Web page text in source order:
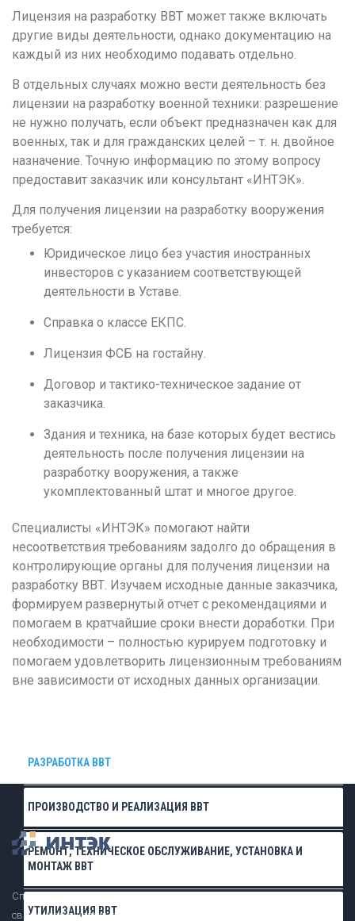
Лицензия на разработку ВВТ может также включать
другие виды деятельности, однако документацию на
каждый из них необходимо подавать отдельно.
В отдельных случаях можно вести деятельность без
лицензии на разработку военной техники: разрешение
не нужно получать, если объект предназначен как для
военных, так и для гражданских целей – т. н. двойное
назначение. Точную информацию по этому вопросу
предоставит заказчик или консультант «ИНТЭК».
Для получения лицензии на разработку вооружения
требуется:
Юридическое лицо без участия иностранных
инвесторов с указанием соответствующей
деятельности в Уставе.
Справка о классе ЕКПС.
Лицензия ФСБ на гостайну.
Договор и тактико-техническое задание от
заказчика.
Здания и техника, на базе которых будет вестись
деятельность после получения лицензии на
разработку вооружения, а также
укомплектованный штат и многое другое.
Специалисты «ИНТЭК» помогают найти
несоответствия требованиям задолго до обращения в
контролирующие органы для получения лицензии на
разработку ВВТ. Изучаем исходные данные заказчика,
формируем развернутый отчет с рекомендациями и
помогаем в кратчайшие сроки внести доработки. При
необходимости – полностью курируем подготовку и
помогаем удовлетворить лицензионным требованиям
вне зависимости от исходных данных организации.
РАЗРАБОТКА ВВТ
ПРОИЗВОДСТВО И РЕАЛИЗАЦИЯ ВВТ
РЕМОНТ, ТЕХНИЧЕСКОЕ ОБСЛУЖИВАНИЕ, УСТАНОВКА И
МОНТАЖ ВВТ
УТИЛИЗАЦИЯ ВВТ
Специалисты в области лицензирования деятельности,
связанной с использованием сведений, составляющих
Курск
Л
М
Магнитогорск
Махачкала
Мурманск
Н
Нижний Новгород
Нижний Тагил
Новокузнецк
Новосибирск
О
Омск
Орел
Оренбург
П
Пермь
Р
Ростов-на-Дону
Рязань
С
Самара
Севастополь
Симферополь
Смоленск
Сочи
Ставрополь
Т